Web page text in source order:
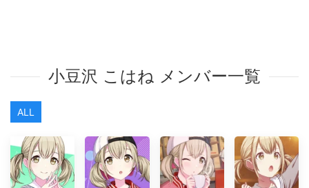
小豆沢 こはね メンバー一覧
ALL